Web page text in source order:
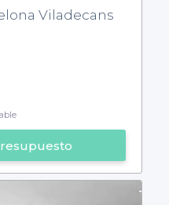
Viladecans